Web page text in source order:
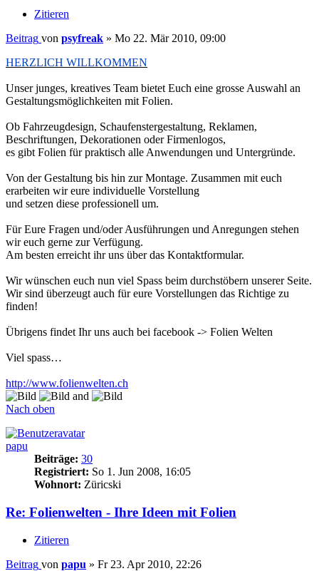
Zitieren
Beitrag von psyfreak » Mo 22. Mär 2010, 09:00
HERZLICH WILLKOMMEN
Unser junges, kreatives Team bietet Euch eine grosse Auswahl an
Gestaltungsmöglichkeiten mit Folien.
Ob Fahrzeugdesign, Schaufenstergestaltung, Reklamen,
Beschriftungen, Dekorationen oder Firmenlogos,
es gibt Folien für praktisch alle Anwendungen und Untergründe.
Von der Gestaltung bis hin zur Montage. Zusammen mit euch
erarbeiten wir eure individuelle Vorstellung
und setzen diese professionell um.
Für Eure Fragen und/oder Ausführungen und Anregungen stehen
wir euch gerne zur Verfügung.
Am besten erreicht ihr uns über das Kontaktformular.
Wir wünschen euch nun viel Spass beim durchstöbern unserer Seite.
Wir sind überzeugt auch für eure Vorstellungen das Richtige zu
finden!
Übrigens findet Ihr uns auch bei facebook -> Folien Welten
Viel spass…
http://www.folienwelten.ch
and
Nach oben
papu
Beiträge: 30
Registriert: So 1. Jun 2008, 16:05
Wohnort: Züricski
Re: Folienwelten - Ihre Ideen mit Folien
Zitieren
Beitrag von papu » Fr 23. Apr 2010, 22:26